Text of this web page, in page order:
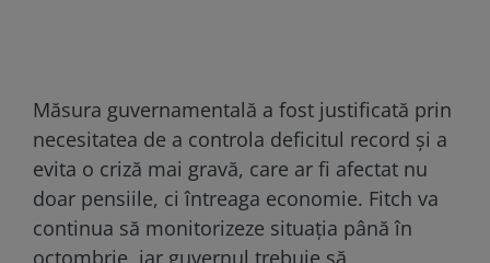
Măsura guvernamentală a fost justificată prin
necesitatea de a controla deficitul record și a
evita o criză mai gravă, care ar fi afectat nu
doar pensiile, ci întreaga economie. Fitch va
continua să monitorizeze situația până în
octombrie, iar guvernul trebuie să